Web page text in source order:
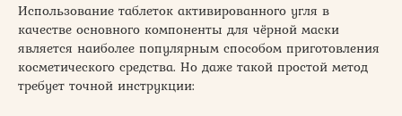
Использование таблеток активированного угля в
качестве основного компоненты для чёрной маски
является наиболее популярным способом приготовления
косметического средства. Но даже такой простой метод
требует точной инструкции: